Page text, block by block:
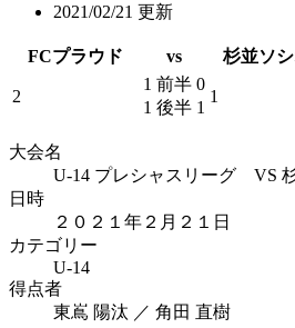
2021/02/21 更新
FCプラウド vs 杉並ソ
2
1 前半 0
1 後半 1
1
大会名
U-14 プレシャスリーグ VS 杉
日時
２０２１年２月２１日
カテゴリー
U-14
得点者
東嶌 陽汰 ／ 角田 直樹